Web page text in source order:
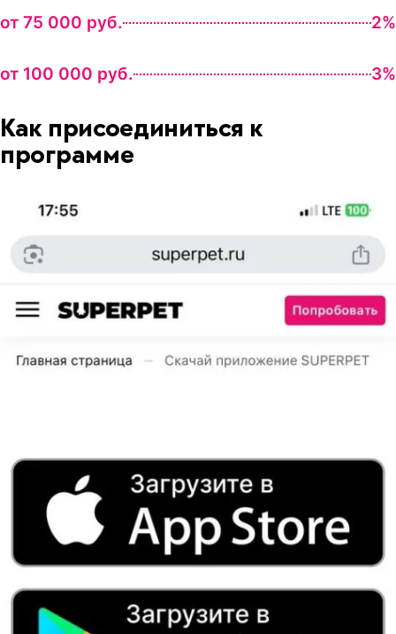
от 75 000 руб. 2%
от 100 000 руб. 3%
Как присоединиться к
программе